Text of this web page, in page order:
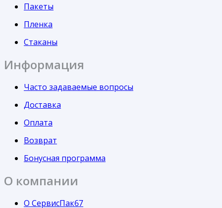
Пакеты
Пленка
Стаканы
Информация
Часто задаваемые вопросы
Доставка
Оплата
Возврат
Бонусная программа
О компании
О СервисПак67